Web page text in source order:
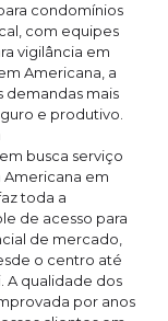
condomínios
com equipes
vigilância em
Americana, a
demandas mais
e produtivo.
busca serviço
em
toda a
de acesso para
de mercado,
o centro até
A qualidade dos
por anos